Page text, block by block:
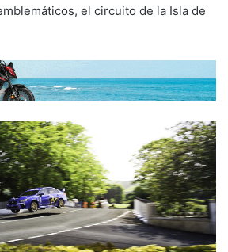
el circuito de la Isla de